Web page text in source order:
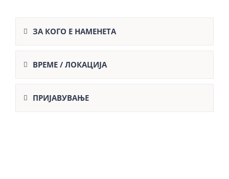
ЗА КОГО Е НАМЕНЕТА
ВРЕМЕ / ЛОКАЦИЈА
ПРИЈАВУВАЊЕ